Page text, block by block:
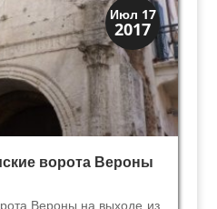
Июл 17
2017
ворота Вероны
Вероны на выходе из